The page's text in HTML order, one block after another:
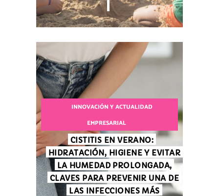
INNOVACIÓN Y ACTUALIDAD
EMPRESARIAL
CISTITIS EN VERANO:
HIDRATACIÓN, HIGIENE Y EVITAR
LA HUMEDAD PROLONGADA,
CLAVES PARA PREVENIR UNA DE
LAS INFECCIONES MÁS